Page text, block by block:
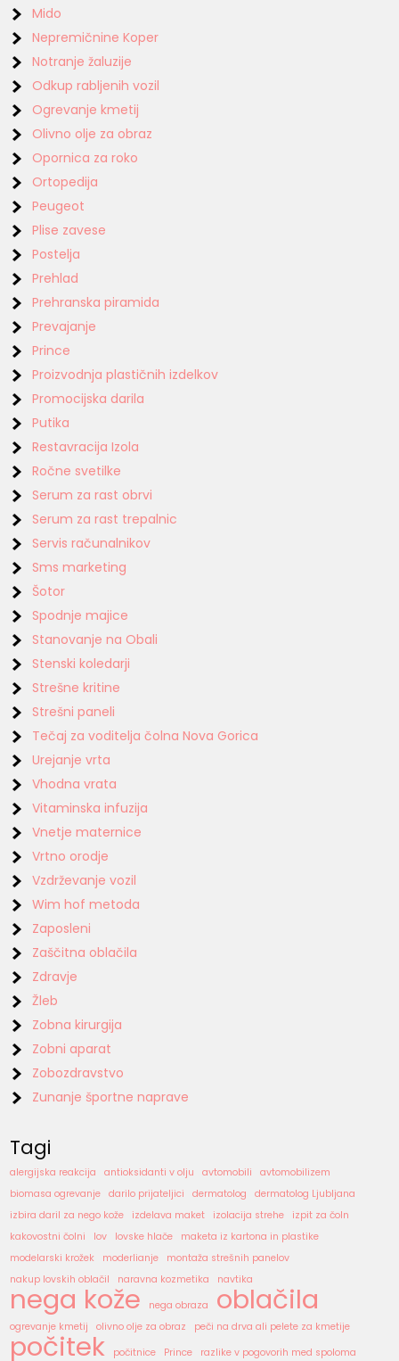
Mido
Nepremičnine Koper
Notranje žaluzije
Odkup rabljenih vozil
Ogrevanje kmetij
Olivno olje za obraz
Opornica za roko
Ortopedija
Peugeot
Plise zavese
Postelja
Prehlad
Prehranska piramida
Prevajanje
Prince
Proizvodnja plastičnih izdelkov
Promocijska darila
Putika
Restavracija Izola
Ročne svetilke
Serum za rast obrvi
Serum za rast trepalnic
Servis računalnikov
Sms marketing
Šotor
Spodnje majice
Stanovanje na Obali
Stenski koledarji
Strešne kritine
Strešni paneli
Tečaj za voditelja čolna Nova Gorica
Urejanje vrta
Vhodna vrata
Vitaminska infuzija
Vnetje maternice
Vrtno orodje
Vzdrževanje vozil
Wim hof metoda
Zaposleni
Zaščitna oblačila
Zdravje
Žleb
Zobna kirurgija
Zobni aparat
Zobozdravstvo
Zunanje športne naprave
Tagi
alergijska reakcija antioksidanti v olju avtomobili
avtomobilizem
biomasa ogrevanje
darilo prijateljici dermatolog
dermatolog Ljubljana
izbira daril za nego kože
izdelava maket izolacija strehe
izpit za čoln
kakovostni čolni
lov lovske hlače
maketa iz kartona in plastike
modelarski krožek
moderlianje
montaža strešnih panelov
nakup lovskih oblačil
naravna kozmetika navtika
nega kože nega obraza oblačila
ogrevanje kmetij olivno olje za obraz peči na drva ali pelete za kmetije
počitek počitnice Prince razlike v pogovorih med spoloma